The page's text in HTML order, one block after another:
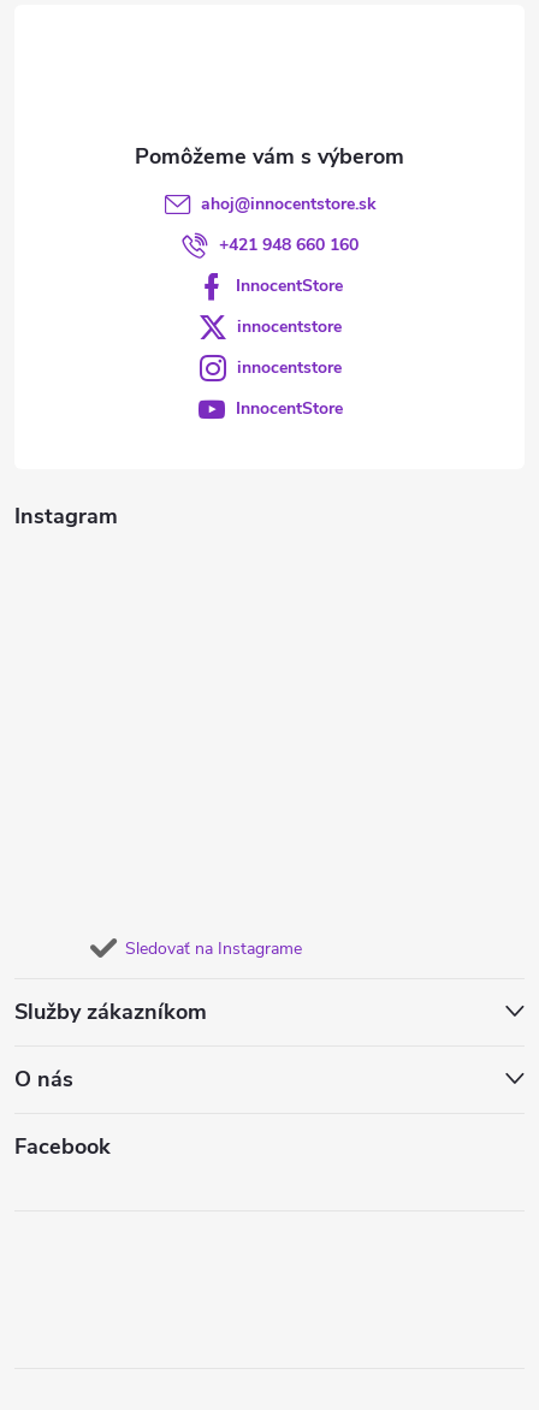
Instagram
Sledovať na Instagrame
Služby zákazníkom
O nás
Facebook
ahoj@innocentstore.sk
+421 948 660 160
InnocentStore
innocentstore
innocentstore
InnocentStore